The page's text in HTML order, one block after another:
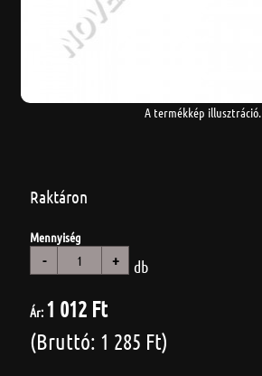
A termékkép illusztráció.
Raktáron
Mennyiség
- + db
Ár: 1 012 Ft
(Bruttó: 1 285 Ft)